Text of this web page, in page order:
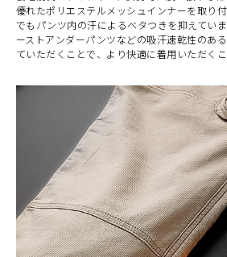
優れたポリエステルメッシュインナーを取り
でもパンツ内の汗によるベタつきを抑えてい
ーストアンダーパンツなどの吸汗速乾性のあ
ていただくことで、より快適に着用いただくこ